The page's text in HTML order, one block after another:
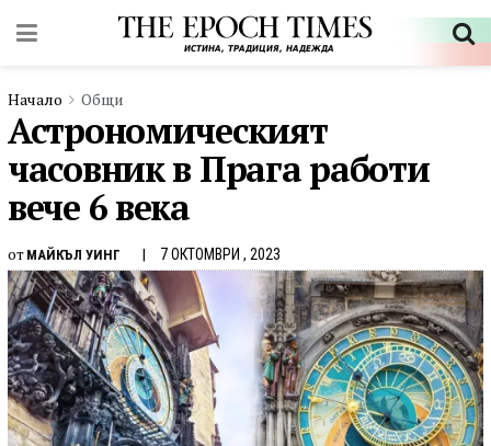
Начало Общи
Астрономическият
часовник в Прага работи
вече 6 века
от МАЙКЪЛ УИНГ 7 ОКТОМВРИ , 2023